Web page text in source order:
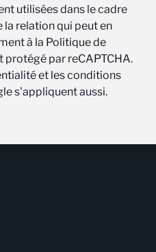
utilisées dans le cadre
la relation qui peut en
à la Politique de
par reCAPTCHA.
et les conditions
s'appliquent aussi.